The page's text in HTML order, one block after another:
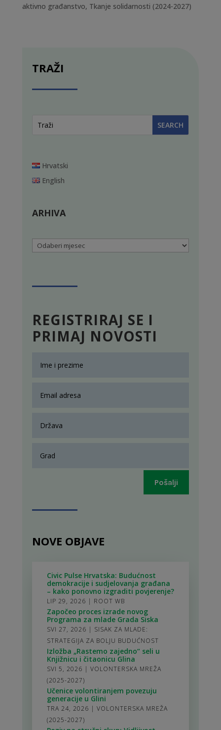
aktivno građanstvo, Tkanje solidarnosti (2024-2027)
TRAŽI
Hrvatski
English
ARHIVA
Arhiva
REGISTRIRAJ SE I
PRIMAJ NOVOSTI
Pošalji
NOVE OBJAVE
Civic Pulse Hrvatska: Budućnost
demokracije i sudjelovanja građana
– kako ponovno izgraditi povjerenje?
LIP 29, 2026 | ROOT WB
Započeo proces izrade novog
Programa za mlade Grada Siska
SVI 27, 2026 | SISAK ZA MLADE:
STRATEGIJA ZA BOLJU BUDUĆNOST
Izložba „Rastemo zajedno“ seli u
Knjižnicu i čitaonicu Glina
SVI 5, 2026 | VOLONTERSKA MREŽA
(2025-2027)
Učenice volontiranjem povezuju
generacije u Glini
TRA 24, 2026 | VOLONTERSKA MREŽA
(2025-2027)